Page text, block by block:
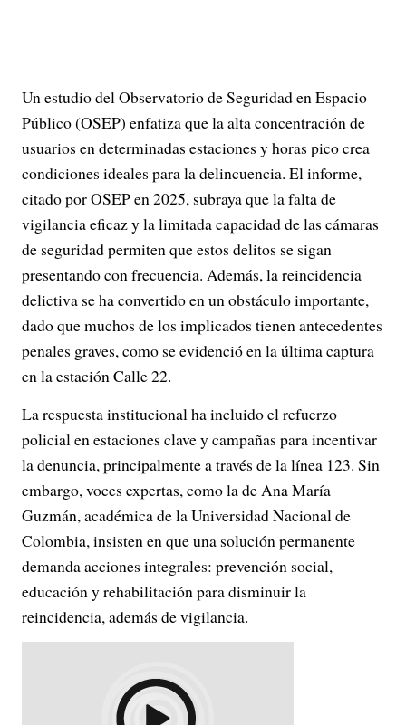
Un estudio del Observatorio de Seguridad en Espacio
Público (OSEP) enfatiza que la alta concentración de
usuarios en determinadas estaciones y horas pico crea
condiciones ideales para la delincuencia. El informe,
citado por OSEP en 2025, subraya que la falta de
vigilancia eficaz y la limitada capacidad de las cámaras
de seguridad permiten que estos delitos se sigan
presentando con frecuencia. Además, la reincidencia
delictiva se ha convertido en un obstáculo importante,
dado que muchos de los implicados tienen antecedentes
penales graves, como se evidenció en la última captura
en la estación Calle 22.
La respuesta institucional ha incluido el refuerzo
policial en estaciones clave y campañas para incentivar
la denuncia, principalmente a través de la línea 123. Sin
embargo, voces expertas, como la de Ana María
Guzmán, académica de la Universidad Nacional de
Colombia, insisten en que una solución permanente
demanda acciones integrales: prevención social,
educación y rehabilitación para disminuir la
reincidencia, además de vigilancia.